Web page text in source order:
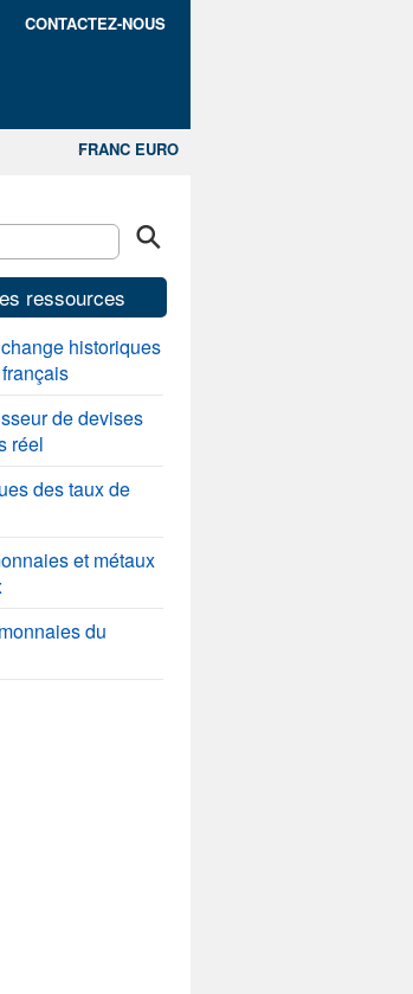
CONTACTEZ-NOUS
FRANC EURO
ressources
historiques
de devises
réel
des taux de
et métaux
du